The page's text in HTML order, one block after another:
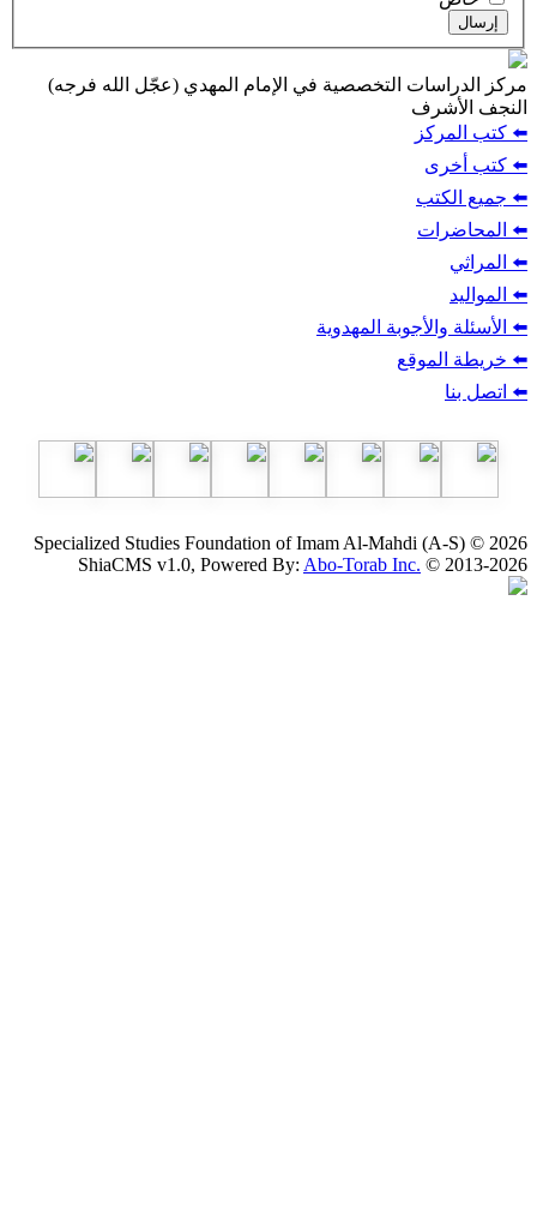
التخصصية في الإمام المهدي (عجّل الله فرجه)
المهدوية
Specialized Studies Foundation of Imam Al-
ShiaCMS v1.0, Powered By:Abo-Torab Inc.